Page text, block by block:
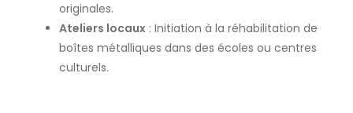
originales.
Ateliers locaux : Initiation à la réhabilitation de
boîtes métalliques dans des écoles ou centres
culturels.